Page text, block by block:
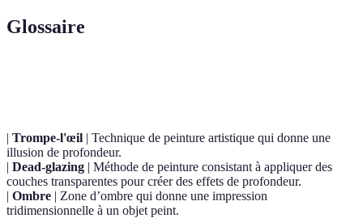
Glossaire
| Trompe-l'œil | Technique de peinture artistique qui donne une
illusion de profondeur.
| Dead-glazing | Méthode de peinture consistant à appliquer des
couches transparentes pour créer des effets de profondeur.
| Ombre | Zone d’ombre qui donne une impression
tridimensionnelle à un objet peint.